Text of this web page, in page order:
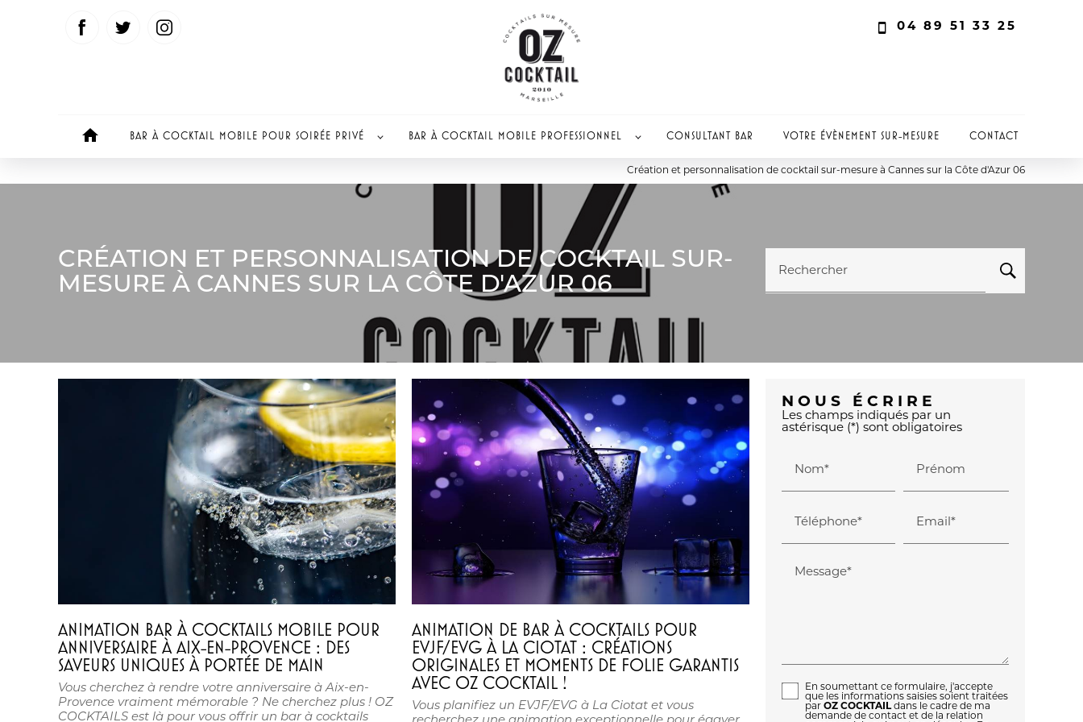
04 89 51 33 25
home BAR À COCKTAIL MOBILE POUR SOIRÉE PRIVÉ BAR À COCKTAIL MOBILE PROFESSIONNEL CONSULTANT BAR VOTRE ÉVÈNEMENT SUR-MESURE CONTACT
Création et personnalisation de cocktail sur-mesure à Cannes sur la Côte d'Azur 06
CRÉATION ET PERSONNALISATION DE COCKTAIL SUR-
MESURE À CANNES SUR LA CÔTE D'AZUR 06
Rechercher
ANIMATION BAR À COCKTAILS MOBILE POUR
ANNIVERSAIRE À AIX-EN-PROVENCE : DES
SAVEURS UNIQUES À PORTÉE DE MAIN
Vous cherchez à rendre votre anniversaire à Aix-en-
Provence vraiment mémorable ? Ne cherchez plus ! OZ
COCKTAILS est là pour vous offrir un bar à cocktails
ANIMATION DE BAR À COCKTAILS POUR
EVJF/EVG À LA CIOTAT : CRÉATIONS
ORIGINALES ET MOMENTS DE FOLIE GARANTIS
AVEC OZ COCKTAIL !
Vous planifiez un EVJF/EVG à La Ciotat et vous
NOUS ÉCRIRE
Les champs indiqués par un
astérisque (*) sont obligatoires
Nom* Prénom
Téléphone* Email*
Message*
En soumettant ce formulaire, j'accepte
que les informations saisies soient traitées
parOZ COCKTAILdans le cadre de ma
demande de contact et de la relation